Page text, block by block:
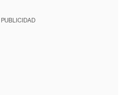
PUBLICIDAD